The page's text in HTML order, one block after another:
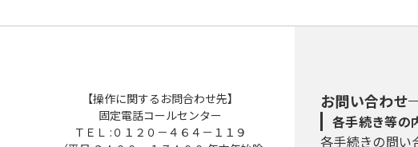
【操作に関するお問合わせ先】
固定電話コールセンター
ＴＥＬ :０１２０－４６４－１１９
お問い合わせ
各手続き等の
各手続きの問い